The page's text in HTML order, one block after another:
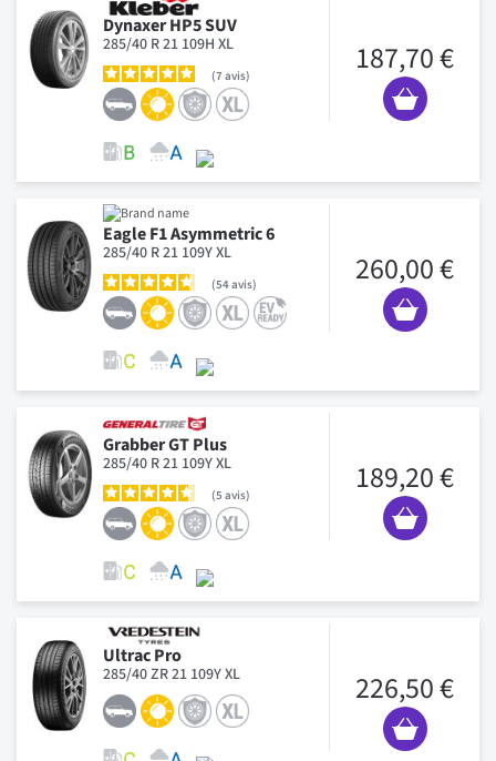
Dynaxer HP5 SUV
285/40 R 21 109H XL
7 avis 187,70 €
Eagle F1 Asymmetric 6
285/40 R 21 109Y XL
54avis 260,00 €
Grabber GT Plus
285/40 R 21 109Y XL
5 avis 189,20 €
Ultrac Pro
285/40 ZR 21 109Y XL 226,50 €